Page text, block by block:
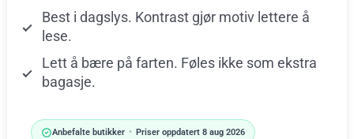
Best i dagslys. Kontrast gjør motiv lettere å
lese.
Lett å bære på farten. Føles ikke som ekstra
bagasje.
Anbefalte butikker • Priser oppdatert 8 aug 2026